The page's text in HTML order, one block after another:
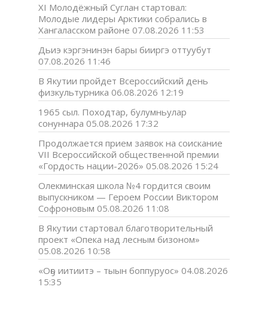
XI Молодёжный Суглан стартовал:
Молодые лидеры Арктики собрались в
Хангаласском районе 07.08.2026 11:53
Дьиэ кэргэнинэн бары бииргэ оттуубут
07.08.2026 11:46
В Якутии пройдет Всероссийский день
физкультурника 06.08.2026 12:19
1965 сыл. Походтар, булумньулар
сонуннара 05.08.2026 17:32
Продолжается прием заявок на соискание
VII Всероссийской общественной премии
«Гордость нации-2026» 05.08.2026 15:24
Олекминская школа №4 гордится своим
выпускником — Героем России Виктором
Софроновым 05.08.2026 11:08
В Якутии стартовал благотворительный
проект «Опека над лесным бизоном»
05.08.2026 10:58
«Оҕо иитиитэ – тыын боппуруос» 04.08.2026
15:35